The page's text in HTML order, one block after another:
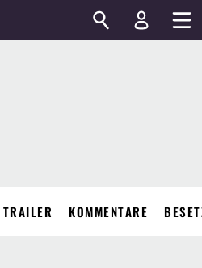
TRAILER KOMMENTARE